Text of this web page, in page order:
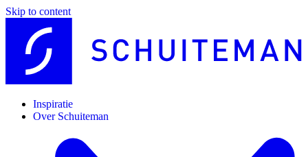
Skip to content
Inspiratie
Over Schuiteman